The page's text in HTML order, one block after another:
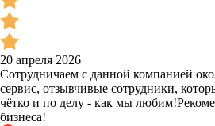
20 апреля 2026
Сотрудничаем с данной компанией
сервис, отзывчивые сотрудники,
чётко и по делу - как мы
бизнеса!